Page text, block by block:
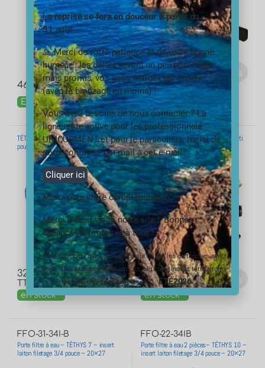
46,80€ TTC
En stock
25,32€ – 27,72€
TTC
en stock
TÉTHYS 5 avec insert laiton 2 pièces 3/4
pouce complet + 2 raccords + 2 joints
32,52€ – 36,12€
TTC
en stock
Filtre à eau Téthys 10 – Complet – anti
sédiment Pack Pro
58,80€ – 61,20€
TTC
en stock
FFO-31-34I-B
Porte filtre à eau – TÉTHYS 7 – insert
laiton filetage 3/4 pouce – 20×27
FFO-22-34IB
Porte filtre à eau 2 pièces– TÉTHYS 10 –
insert laiton filetage 3/4 pouce – 20×27
Lareprise se fera en douceur à partir du
31août.
🙏 Merci de votre patience et de votre bonne
humeur… les délais seront un peu plus longs,
mais promis, vos colis finiront par arriver
(avec le bronzage en moins) !
Vous avez besoins de nous contacter ? La
ligne reste active pour les professionnels
UNIQUEMENT et pour le particuliers, merci de
nous contacter par mail à cet e-mail :
Cliquer ici
Merci pour votre compréhension
Merci d’avoir visité notre site ! Bonnes
vacances à toutes et à tous !
Code promo du mois d’aout 10% sur toutes les cartouches et
porte filtre standard (hors cartons, big, carte inox et tête laiton
et stérilisateur UV et ses accessoires) :ÉTÉ2026